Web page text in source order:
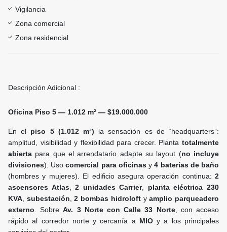
Vigilancia
Zona comercial
Zona residencial
Descripción Adicional :
Oficina Piso 5 — 1.012 m² — $19.000.000
En el piso 5 (1.012 m²) la sensación es de “headquarters”:
amplitud, visibilidad y flexibilidad para crecer. Planta totalmente
abierta para que el arrendatario adapte su layout (no incluye
divisiones). Usocomercial para oficinasy4 baterías de baño
(hombres y mujeres). El edificio asegura operación continua: 2
ascensores Atlas,2 unidades Carrier, planta eléctrica 230
KVA subestación ,2 bombas hidroloftyamplio parqueadero
externo . SobreAv. 3 Norte con Calle 33 Norte, con acceso
rápido al corredor norte y cercanía a MIOy a los principales